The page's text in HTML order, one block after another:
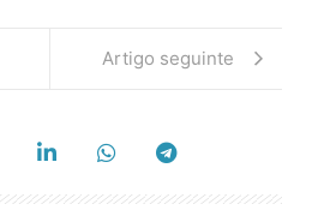
Artigo seguinte